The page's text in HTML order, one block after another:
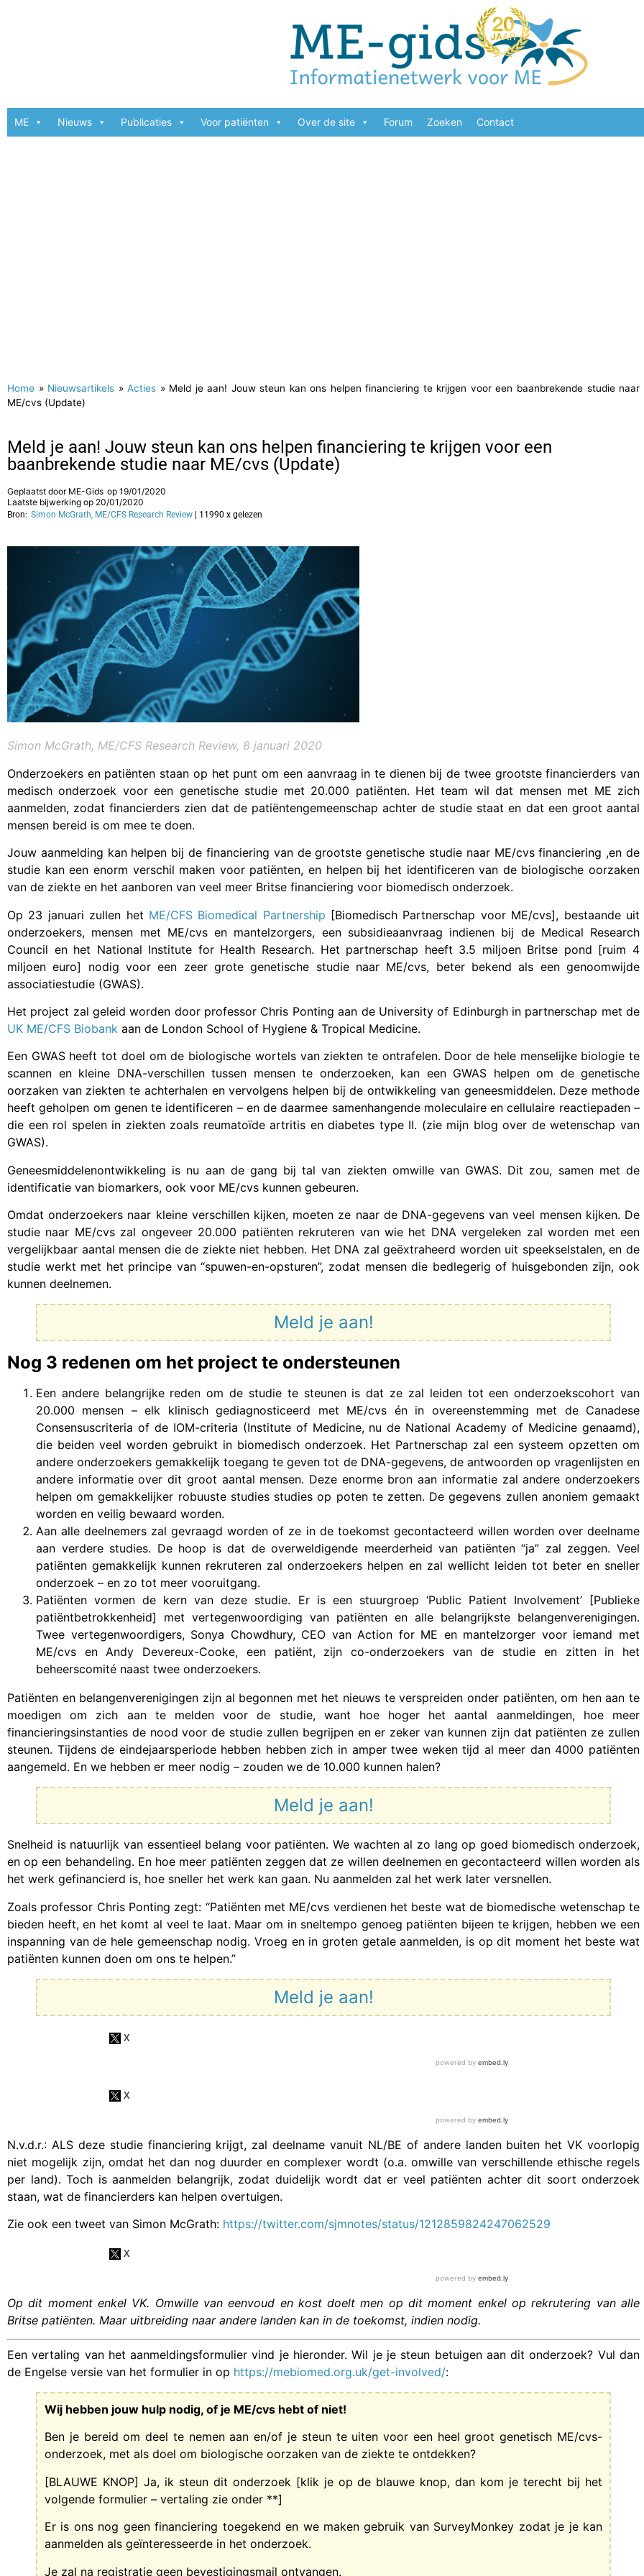
ME Nieuws Publicaties Voor patiënten Over de site Forum Zoeken Contact
Home » Nieuwsartikels »Acties » Meld je aan! Jouw steun kan ons helpen financiering te krijgen voor een baanbrekende studie naar
ME/cvs (Update)
Meld je aan! Jouw steun kan ons helpen financiering te krijgen voor een
baanbrekende studie naar ME/cvs (Update)
Geplaatst door ME-Gids op 19/01/2020
Laatste bijwerking op 20/01/2020
Bron: Simon McGrath, ME/CFS Research Review | 11990 x gelezen
Simon McGrath, ME/CFS Research Review, 8 januari 2020
Onderzoekers en patiënten staan op het punt om een aanvraag in te dienen bij de twee grootste financierders van
medisch onderzoek voor een genetische studie met 20.000 patiënten. Het team wil dat mensen met ME zich
aanmelden, zodat financierders zien dat de patiëntengemeenschap achter de studie staat en dat een groot aantal
mensen bereid is om mee te doen.
Jouw aanmelding kan helpen bij de financiering van de grootste genetische studie naar ME/cvs financiering ,en de
studie kan een enorm verschil maken voor patiënten, en helpen bij het identificeren van de biologische oorzaken
van de ziekte en het aanboren van veel meer Britse financiering voor biomedisch onderzoek.
Op 23 januari zullen het ME/CFS Biomedical Partnership [Biomedisch Partnerschap voor ME/cvs], bestaande uit
onderzoekers, mensen met ME/cvs en mantelzorgers, een subsidieaanvraag indienen bij de Medical Research
Council en het National Institute for Health Research. Het partnerschap heeft 3.5 miljoen Britse pond [ruim 4
miljoen euro] nodig voor een zeer grote genetische studie naar ME/cvs, beter bekend als een genoomwijde
associatiestudie (GWAS).
Het project zal geleid worden door professor Chris Ponting aan de University of Edinburgh in partnerschap met de
UK ME/CFS Biobank aan de London School of Hygiene & Tropical Medicine.
Een GWAS heeft tot doel om de biologische wortels van ziekten te ontrafelen. Door de hele menselijke biologie te
scannen en kleine DNA-verschillen tussen mensen te onderzoeken, kan een GWAS helpen om de genetische
oorzaken van ziekten te achterhalen en vervolgens helpen bij de ontwikkeling van geneesmiddelen. Deze methode
heeft geholpen om genen te identificeren – en de daarmee samenhangende moleculaire en cellulaire reactiepaden –
die een rol spelen in ziekten zoals reumatoïde artritis en diabetes type II. (zie mijn blog over de wetenschap van
GWAS).
Geneesmiddelenontwikkeling is nu aan de gang bij tal van ziekten omwille van GWAS. Dit zou, samen met de
identificatie van biomarkers, ook voor ME/cvs kunnen gebeuren.
Omdat onderzoekers naar kleine verschillen kijken, moeten ze naar de DNA-gegevens van veel mensen kijken. De
studie naar ME/cvs zal ongeveer 20.000 patiënten rekruteren van wie het DNA vergeleken zal worden met een
vergelijkbaar aantal mensen die de ziekte niet hebben. Het DNA zal geëxtraheerd worden uit speekselstalen, en de
studie werkt met het principe van “spuwen-en-opsturen”, zodat mensen die bedlegerig of huisgebonden zijn, ook
kunnen deelnemen.
Meld je aan!
Nog 3 redenen om het project te ondersteunen
Een andere belangrijke reden om de studie te steunen is dat ze zal leiden tot een onderzoekscohort van
20.000 mensen – elk klinisch gediagnosticeerd met ME/cvs én in overeenstemming met de Canadese
Consensuscriteria of de IOM-criteria (Institute of Medicine, nu de National Academy of Medicine genaamd),
die beiden veel worden gebruikt in biomedisch onderzoek. Het Partnerschap zal een systeem opzetten om
andere onderzoekers gemakkelijk toegang te geven tot de DNA-gegevens, de antwoorden op vragenlijsten en
andere informatie over dit groot aantal mensen. Deze enorme bron aan informatie zal andere onderzoekers
helpen om gemakkelijker robuuste studies studies op poten te zetten. De gegevens zullen anoniem gemaakt
worden en veilig bewaard worden.
Aan alle deelnemers zal gevraagd worden of ze in de toekomst gecontacteerd willen worden over deelname
aan verdere studies. De hoop is dat de overweldigende meerderheid van patiënten “ja” zal zeggen. Veel
patiënten gemakkelijk kunnen rekruteren zal onderzoekers helpen en zal wellicht leiden tot beter en sneller
onderzoek – en zo tot meer vooruitgang.
Patiënten vormen de kern van deze studie. Er is een stuurgroep ‘Public Patient Involvement’ [Publieke
patiëntbetrokkenheid] met vertegenwoordiging van patiënten en alle belangrijkste belangenverenigingen.
Twee vertegenwoordigers, Sonya Chowdhury, CEO van Action for ME en mantelzorger voor iemand met
ME/cvs en Andy Devereux-Cooke, een patiënt, zijn co-onderzoekers van de studie en zitten in het
beheerscomité naast twee onderzoekers.
Patiënten en belangenverenigingen zijn al begonnen met het nieuws te verspreiden onder patiënten, om hen aan te
moedigen om zich aan te melden voor de studie, want hoe hoger het aantal aanmeldingen, hoe meer
financieringsinstanties de nood voor de studie zullen begrijpen en er zeker van kunnen zijn dat patiënten ze zullen
steunen. Tijdens de eindejaarsperiode hebben hebben zich in amper twee weken tijd al meer dan 4000 patiënten
aangemeld. En we hebben er meer nodig – zouden we de 10.000 kunnen halen?
Meld je aan!
Snelheid is natuurlijk van essentieel belang voor patiënten. We wachten al zo lang op goed biomedisch onderzoek,
en op een behandeling. En hoe meer patiënten zeggen dat ze willen deelnemen en gecontacteerd willen worden als
het werk gefinancierd is, hoe sneller het werk kan gaan. Nu aanmelden zal het werk later versnellen.
Zoals professor Chris Ponting zegt: “Patiënten met ME/cvs verdienen het beste wat de biomedische wetenschap te
bieden heeft, en het komt al veel te laat. Maar om in sneltempo genoeg patiënten bijeen te krijgen, hebben we een
inspanning van de hele gemeenschap nodig. Vroeg en in groten getale aanmelden, is op dit moment het beste wat
patiënten kunnen doen om ons te helpen.”
Meld je aan!
N.v.d.r.: ALS deze studie financiering krijgt, zal deelname vanuit NL/BE of andere landen buiten het VK voorlopig
niet mogelijk zijn, omdat het dan nog duurder en complexer wordt (o.a. omwille van verschillende ethische regels
per land). Toch is aanmelden belangrijk, zodat duidelijk wordt dat er veel patiënten achter dit soort onderzoek
staan, wat de financierders kan helpen overtuigen.
Zie ook een tweet van Simon McGrath: https://twitter.com/sjmnotes/status/1212859824247062529
Op dit moment enkel VK. Omwille van eenvoud en kost doelt men op dit moment enkel op rekrutering van alle
Britse patiënten. Maar uitbreiding naar andere landen kan in de toekomst, indien nodig.
Een vertaling van het aanmeldingsformulier vind je hieronder. Wil je je steun betuigen aan dit onderzoek? Vul dan
de Engelse versie van het formulier in op https://mebiomed.org.uk/get-involved/:
Wij hebben jouw hulp nodig, of je ME/cvs hebt of niet!
Ben je bereid om deel te nemen aan en/of je steun te uiten voor een heel groot genetisch ME/cvs-
onderzoek, met als doel om biologische oorzaken van de ziekte te ontdekken?
[BLAUWE KNOP] Ja, ik steun dit onderzoek [klik je op de blauwe knop, dan kom je terecht bij het
volgende formulier – vertaling zie onder **]
Er is ons nog geen financiering toegekend en we maken gebruik van SurveyMonkey zodat je je kan
aanmelden als geïnteresseerde in het onderzoek.
Je zal na registratie geen bevestigingsmail ontvangen.